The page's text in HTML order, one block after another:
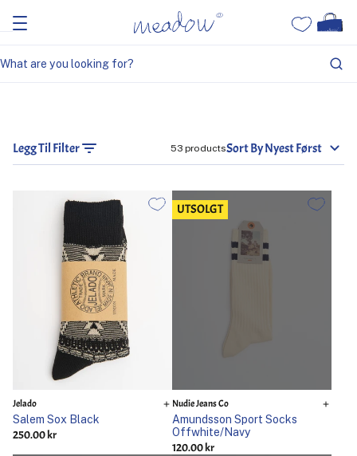
Legg Til Filter 53 productsSort By Nyest Først
Jelado
Salem Sox Black
250.00 kr
UTSOLGT
Nudie Jeans Co
Amundsson Sport Socks
Offwhite/Navy
120.00 kr